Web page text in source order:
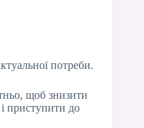
потреби.
щоб знизити
приступити до